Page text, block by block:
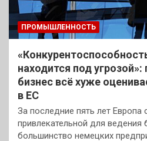
ПРОМЫШЛЕННОСТЬ
находится под
бизнес всё хуже
в ЕС
За последние пять лет Европа
привлекательной для ведения
большинство немецких